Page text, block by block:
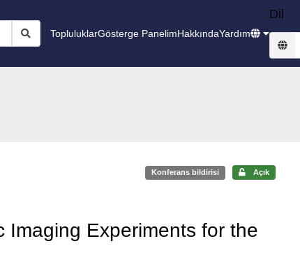
TopluluklarGösterge PanelimHakkındaYardım
Dil
Konferans bildirisi Açık
Imaging Experiments for the